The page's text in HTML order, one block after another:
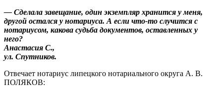
— Сделала завещание, один экземпляр хранится у меня,
другой остался у нотариуса. А если что-то случится с
нотариусом, какова судьба документов, оставленных у
него?
Анастасия С.,
ул. Спутников.
Отвечает нотариус липецкого нотариального округа А. В.
ПОЛЯКОВ: